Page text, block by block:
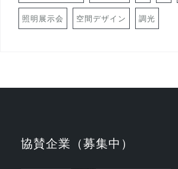
照明展示会 空間デザイン 調光
協賛企業（募集中）